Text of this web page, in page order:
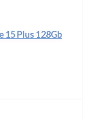
15 Plus 128Gb